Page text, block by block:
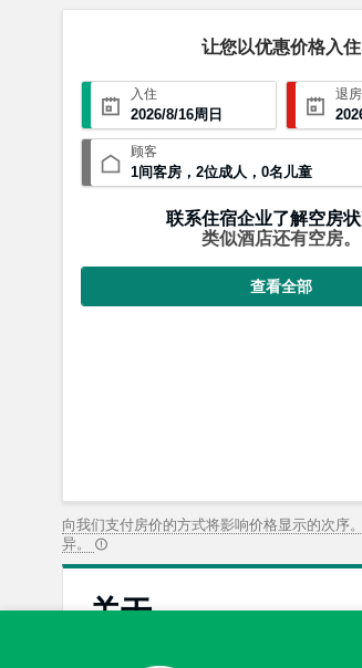
让您以优惠价格入住
入住
2026/8/16周日
退房
顾客
1间客房 ， 2位成人 ， 0名儿童
联系住宿企业了解空房状
类似酒店还有空房。
查看全部
向我们支付房价的方式将影响价格显示的次序
异。
关于